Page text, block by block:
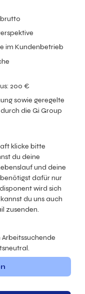
im Kundenbetrieb
200 €
sowie geregelte
die Gi Group
klicke bitte
du deine
und deine
dafür nur
wird sich
du uns auch
zusenden.